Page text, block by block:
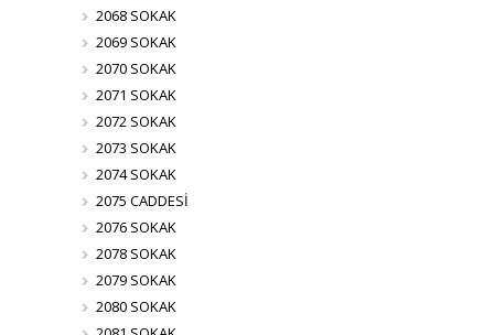
2068 SOKAK
2069 SOKAK
2070 SOKAK
2071 SOKAK
2072 SOKAK
2073 SOKAK
2074 SOKAK
2075 CADDESİ
2076 SOKAK
2078 SOKAK
2079 SOKAK
2080 SOKAK